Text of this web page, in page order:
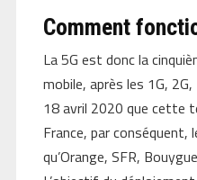
Comment
La 5G est donc la
mobile, après les 1G,
18 avril 2020 que cette
France, par conséquent,
qu’Orange, SFR,